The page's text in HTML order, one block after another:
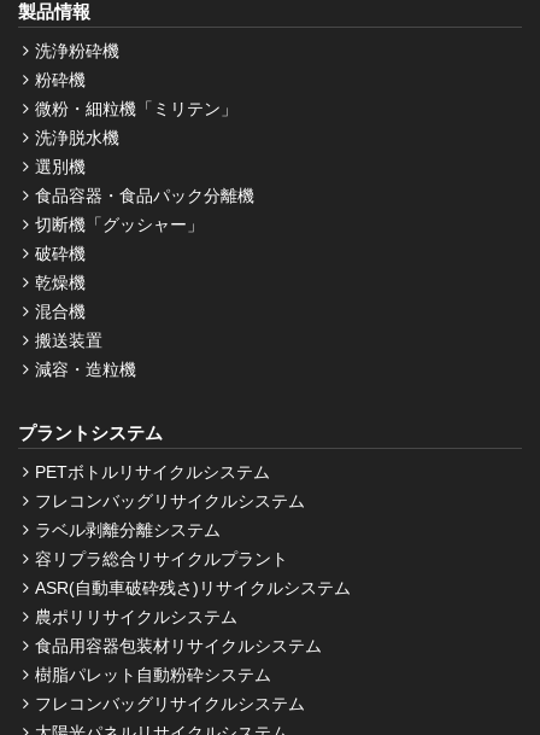
製品情報
洗浄粉砕機
粉砕機
微粉・細粒機「ミリテン」
洗浄脱水機
選別機
食品容器・食品パック分離機
切断機「グッシャー」
破砕機
乾燥機
混合機
搬送装置
減容・造粒機
プラントシステム
PETボトルリサイクルシステム
フレコンバッグリサイクルシステム
ラベル剥離分離システム
容リプラ総合リサイクルプラント
ASR(自動車破砕残さ)リサイクルシステム
農ポリリサイクルシステム
食品用容器包装材リサイクルシステム
樹脂パレット自動粉砕システム
フレコンバッグリサイクルシステム